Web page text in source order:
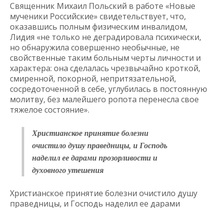
Священник Михаил Польский в работе «Новые
мученики Российские» свидетельствует, что,
оказавшись полным физическим инвалидом,
Лидия «не только не деградировала психически,
но обнаружила совершенно необычные, не
свойственные таким больным черты личности и
характера: она сделалась чрезвычайно кроткой,
смиренной, покорной, непритязательной,
сосредоточенной в себе, углубилась в постоянную
молитву, без малейшего ропота перенесла свое
тяжелое состояние».
Христианское принятие болезни
очистило душу праведницы, и Господь
наделил ее дарами прозорливости и
духовного утешения
Христианское принятие болезни очистило душу
праведницы, и Господь наделил ее дарами